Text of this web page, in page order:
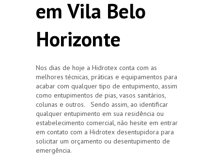
em Vila Belo
Horizonte
Nos dias de hoje a Hidrotex conta com as
melhores técnicas, práticas e equipamentos para
acabar com qualquer tipo de entupimento, assim
como entupimentos de pias, vasos sanitários,
colunas e outros. Sendo assim, ao identificar
qualquer entupimento em sua residência ou
estabelecimento comercial, não hesite em entrar
em contato com a Hidrotex desentupidora para
solicitar um orçamento ou desentupimento de
emergência.